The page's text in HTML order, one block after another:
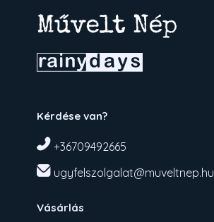
Kérdése van?
+36709492665
ugyfelszolgalat@muveltnep.hu
Vásárlás